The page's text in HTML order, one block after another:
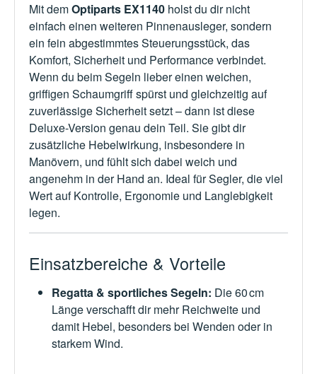
Mit demOptiparts EX1140 holst du dir nicht
einfach einen weiteren Pinnenausleger, sondern
ein fein abgestimmtes Steuerungsstück, das
Komfort, Sicherheit und Performance verbindet.
Wenn du beim Segeln lieber einen weichen,
griffigen Schaumgriff spürst und gleichzeitig auf
zuverlässige Sicherheit setzt – dann ist diese
Deluxe-Version genau dein Teil. Sie gibt dir
zusätzliche Hebelwirkung, insbesondere in
Manövern, und fühlt sich dabei weich und
angenehm in der Hand an. Ideal für Segler, die viel
Wert auf Kontrolle, Ergonomie und Langlebigkeit
legen.
Einsatzbereiche & Vorteile
Regatta & sportliches Segeln: Die 60 cm
Länge verschafft dir mehr Reichweite und
damit Hebel, besonders bei Wenden oder in
starkem Wind.